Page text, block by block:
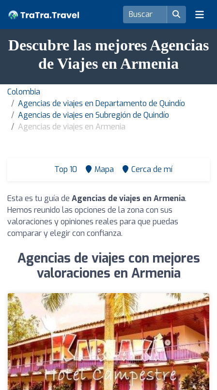
Descubre las mejores Agencias
de Viajes en Armenia
Colombia
Agencias de viajes en Departamento de Quindío
Agencias de viajes en Subregión de Quindío
Agencias de viajes en Armenia
Top 10 Mapa Cerca de mí
Esta es tu guía de Agencias de viajes en Armenia.
Hemos reunido las opciones de la zona con sus
valoraciones y opiniones reales para que puedas
comparar y elegir con confianza.
Agencias de viajes con mejores
valoraciones en Armenia